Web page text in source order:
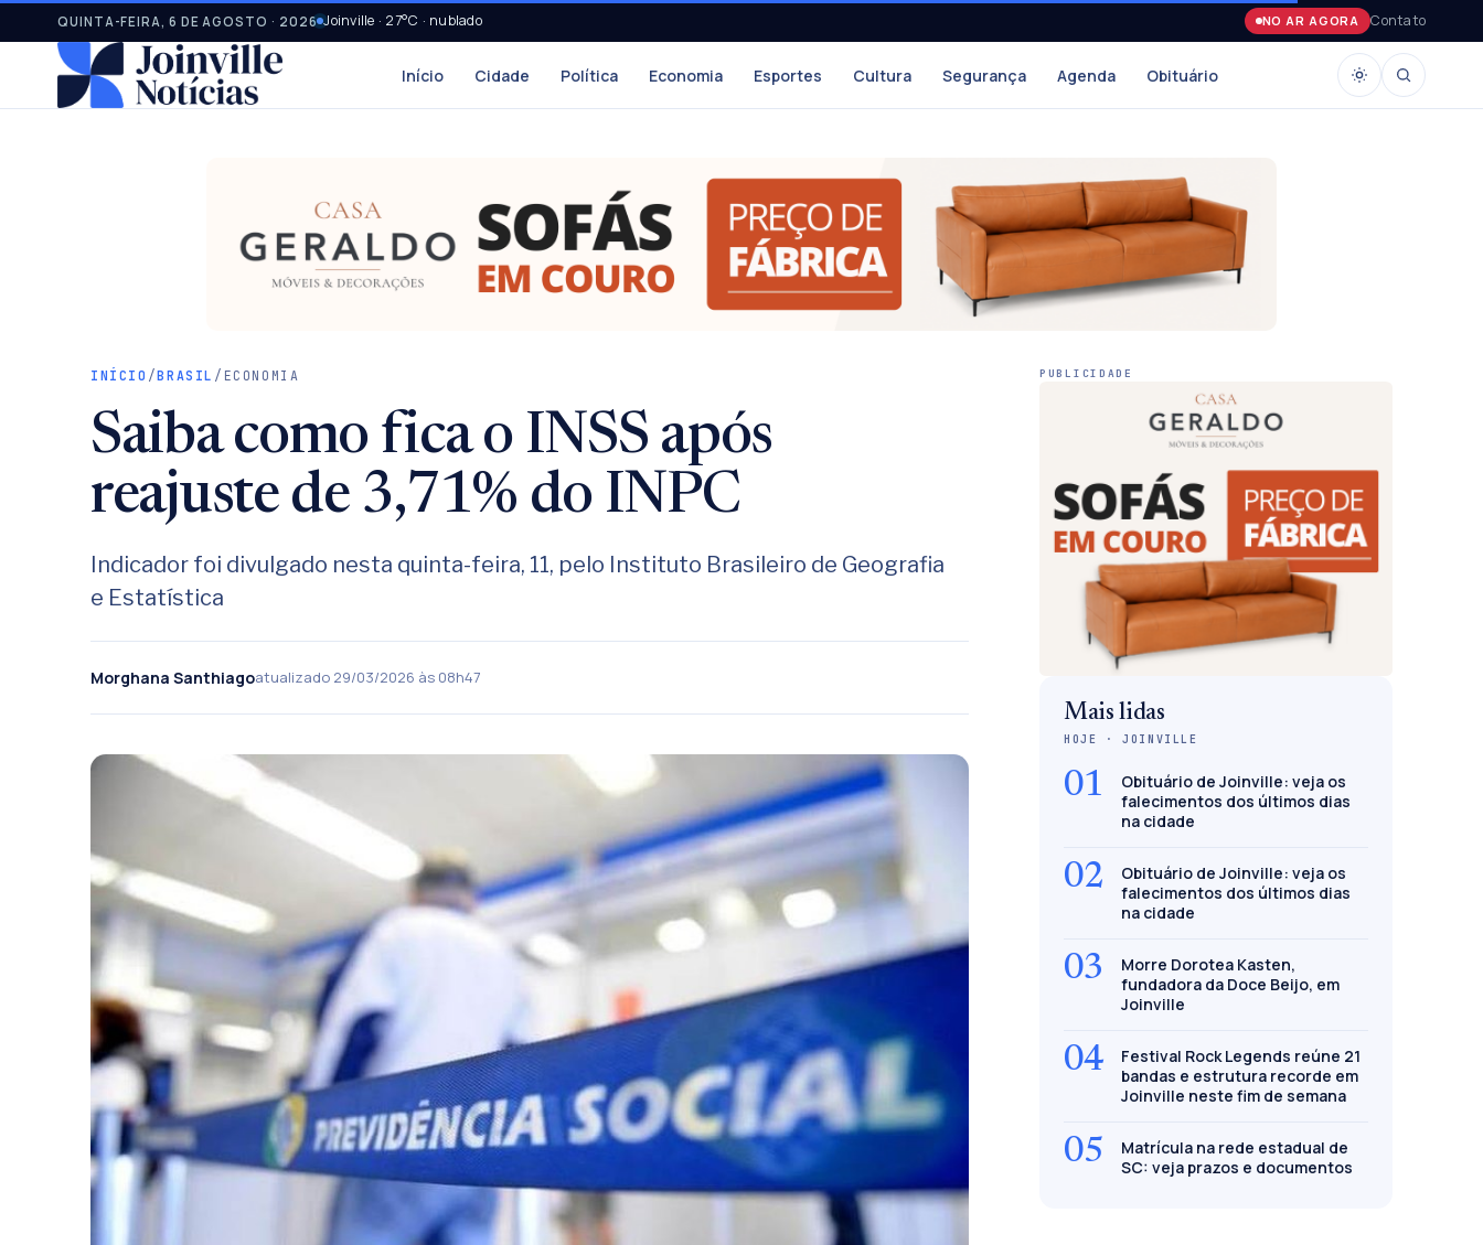
QUINTA-FEIRA, 6 DE AGOSTO · 2026 Joinville · 27°C · nublado NO AR AGORA Contato
Início Cidade Política Economia Esportes Cultura Segurança Agenda Obituário
INÍCIO /BRASIL / ECONOMIA
Saiba como fica o INSS após
reajuste de 3,71% do INPC
Indicador foi divulgado nesta quinta-feira, 11, pelo Instituto Brasileiro de Geografia
e Estatística
Morghana Santhiagoatualizado 29/03/2026 às 08h47
PUBLICIDADE
Mais lidas
HOJE · JOINVILLE
01
Obituário de Joinville: veja os
falecimentos dos últimos dias
na cidade
02
Obituário de Joinville: veja os
falecimentos dos últimos dias
na cidade
03
Morre Dorotea Kasten,
fundadora da Doce Beijo, em
Joinville
04
Festival Rock Legends reúne 21
bandas e estrutura recorde em
Joinville neste fim de semana
05
Matrícula na rede estadual de
SC: veja prazos e documentos